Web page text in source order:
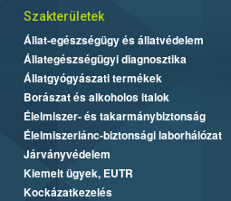
Szakterületek
Állat-egészségügy és állatvédelem
Állategészségügyi diagnosztika
Állatgyógyászati termékek
Borászat és alkoholos italok
Élelmiszer- és takarmánybiztonság
Élelmiszerlánc-biztonsági laborhálózat
Járványvédelem
Kiemelt ügyek, EUTR
Kockázatkezelés